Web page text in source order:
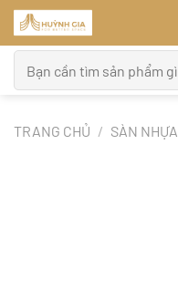
Bỏ
qua
nội
dung
kiếm:
TRANG CHỦ / SÀN NHỰA